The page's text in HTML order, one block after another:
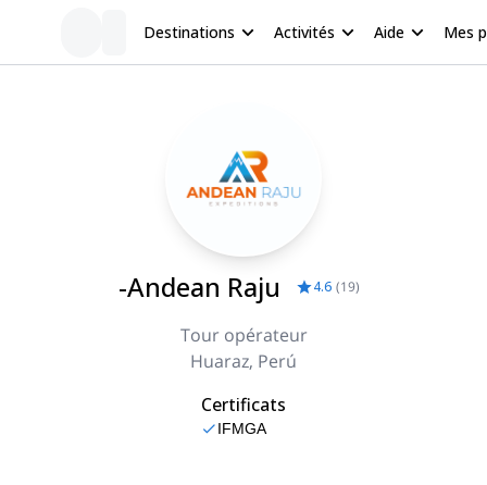
Destinations Activités Aide Mes
-Andean Raju 4.6 (19)
Tour opérateur
Huaraz, Perú
Certificats
IFMGA